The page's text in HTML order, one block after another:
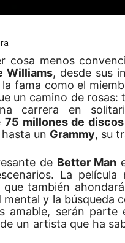
cosa menos
Williams, desde sus
fama como el
un camino de rosas:
carrera en
75 millones de discos
hasta un Grammy, su
de Better Man
La
también
mental y la búsqueda
amable, serán parte
un artista que ha